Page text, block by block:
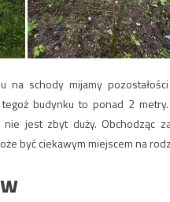
schody mijamy
budynku to ponad 2
jest zbyt duży. Obchodząc
być ciekawym miejscem na